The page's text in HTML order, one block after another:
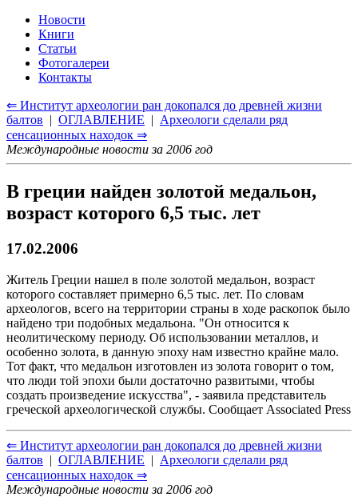
Новости
Книги
Статьи
Фотогалереи
Контакты
⇐ Институт археологии ран докопался до древней жизни
балтов | ОГЛАВЛЕНИЕ | Археологи сделали ряд
сенсационных находок ⇒
Международные новости за 2006 год
В греции найден золотой медальон,
возраст которого 6,5 тыс. лет
17.02.2006
Житель Греции нашел в поле золотой медальон, возраст
которого составляет примерно 6,5 тыс. лет. По словам
археологов, всего на территории страны в ходе раскопок было
найдено три подобных медальона. "Он относится к
неолитическому периоду. Об использовании металлов, и
особенно золота, в данную эпоху нам известно крайне мало.
Тот факт, что медальон изготовлен из золота говорит о том,
что люди той эпохи были достаточно развитыми, чтобы
создать произведение искусства", - заявила представитель
греческой археологической службы. Сообщает Associated Press
⇐ Институт археологии ран докопался до древней жизни
балтов | ОГЛАВЛЕНИЕ | Археологи сделали ряд
сенсационных находок ⇒
Международные новости за 2006 год